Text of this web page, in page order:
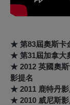
★ 第83屆奧斯卡
★ 第31屆加拿大
★ 2012 英國奧
影提名
★ 2011 鹿特丹
★ 2010 威尼斯影